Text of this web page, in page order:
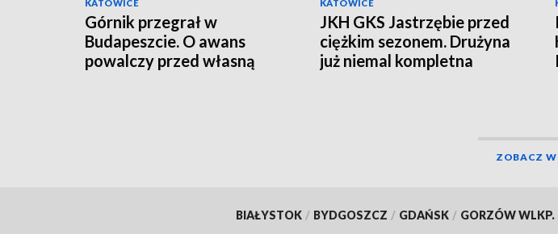
KATOWICE
Górnik przegrał w
Budapeszcie. O awans
powalczy przed własną
KATOWICE
JKH GKS Jastrzębie przed
ciężkim sezonem. Drużyna
już niemal kompletna
ZOBACZ
BIAŁYSTOK / BYDGOSZCZ / GDAŃSK / GORZÓW WLKP.